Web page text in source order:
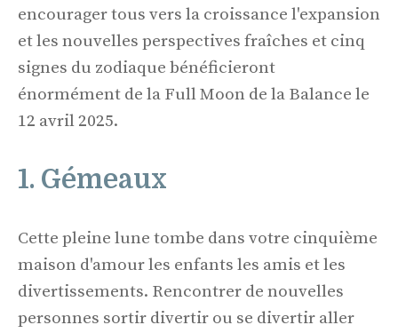
encourager tous vers la croissance l'expansion
et les nouvelles perspectives fraîches et cinq
signes du zodiaque bénéficieront
énormément de la Full Moon de la Balance le
12 avril 2025.
1. Gémeaux
Cette pleine lune tombe dans votre cinquième
maison d'amour les enfants les amis et les
divertissements. Rencontrer de nouvelles
personnes sortir divertir ou se divertir aller